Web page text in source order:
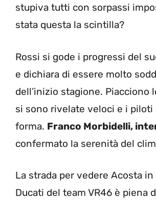
stupiva tutti con sorpassi
stata questa la scintilla?
Rossi si gode i progressi del
e dichiara di essere molto
dell’inizio stagione. Piacciono
si sono rivelate veloci e i
forma. Franco Morbidelli,
confermato la serenità del
La strada per vedere Acosta in
Ducati del team VR46 è piena